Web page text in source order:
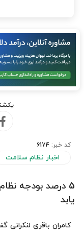
یکشنبه ۲۱ مرداد
کد خبر: 6174
اخبار نظام سلامت
5 درصد بودجه
یابد